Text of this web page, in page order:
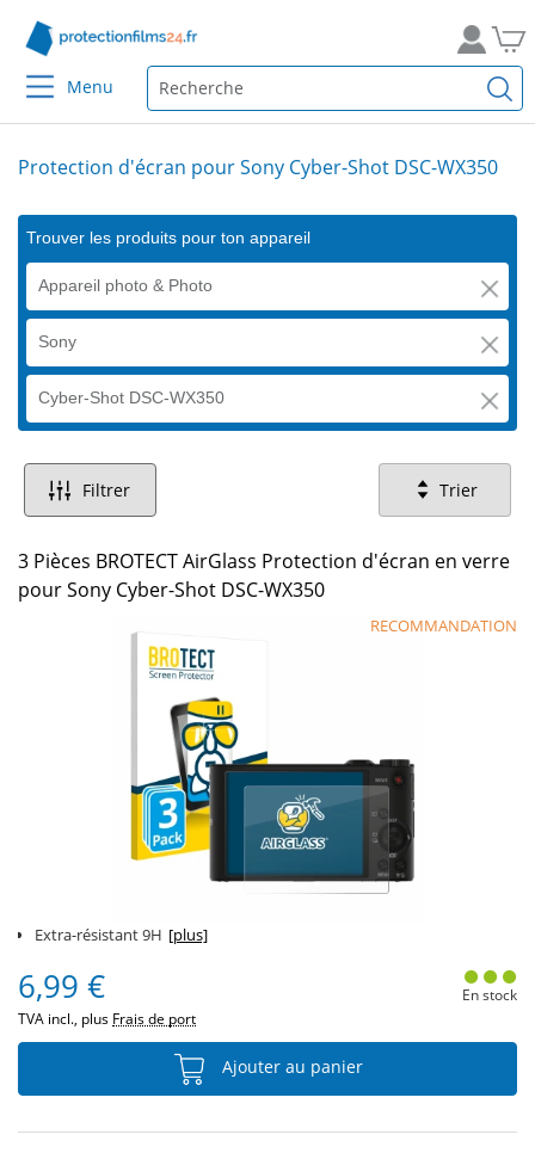
Menu
Protection d'écran pour Sony Cyber-Shot DSC-WX350
Trouver les produits pour ton appareil
Appareil photo & Photo
Sony
Cyber-Shot DSC-WX350
Filtrer Trier
3 Pièces BROTECT AirGlass Protection d'écran en verre
pour Sony Cyber-Shot DSC-WX350
RECOMMANDATION
Extra-résistant 9H [plus]
6,99 €
TVA incl., plus Frais de port
En stock
Ajouter au panier